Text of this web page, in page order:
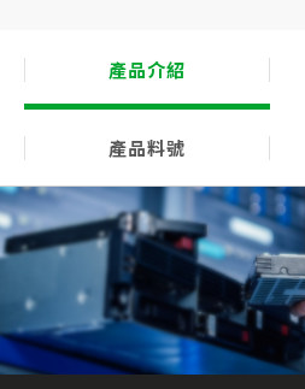
產品介紹
產品料號